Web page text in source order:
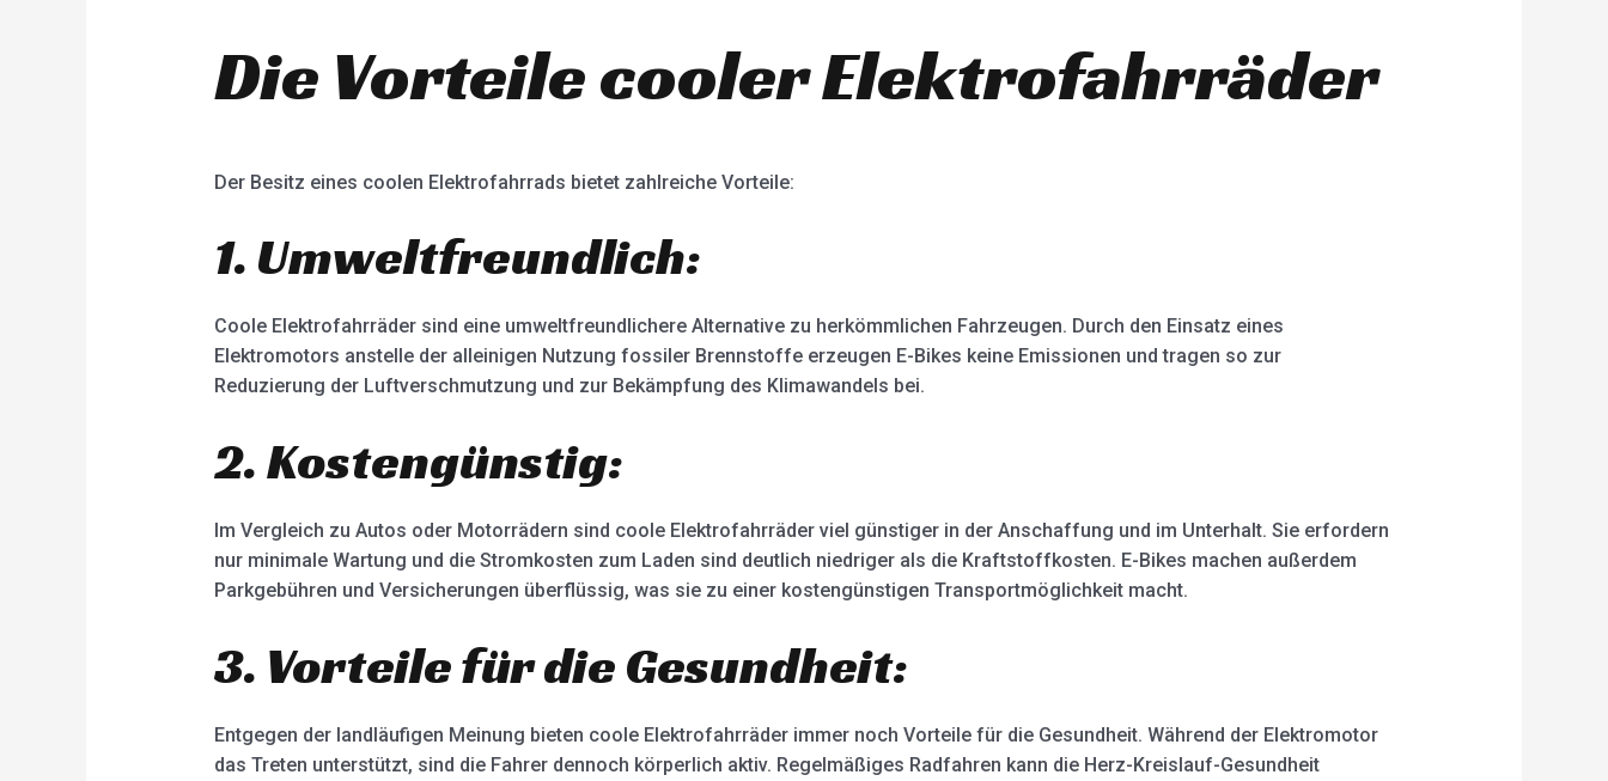
Die Vorteile cooler Elektrofahrräder
Der Besitz eines coolen Elektrofahrrads bietet zahlreiche Vorteile:
1. Umweltfreundlich:
Coole Elektrofahrräder sind eine umweltfreundlichere Alternative zu herkömmlichen Fahrzeugen. Durch den Einsatz eines
Elektromotors anstelle der alleinigen Nutzung fossiler Brennstoffe erzeugen E-Bikes keine Emissionen und tragen so zur
Reduzierung der Luftverschmutzung und zur Bekämpfung des Klimawandels bei.
2. Kostengünstig:
Im Vergleich zu Autos oder Motorrädern sind coole Elektrofahrräder viel günstiger in der Anschaffung und im Unterhalt. Sie erfordern
nur minimale Wartung und die Stromkosten zum Laden sind deutlich niedriger als die Kraftstoffkosten. E-Bikes machen außerdem
Parkgebühren und Versicherungen überflüssig, was sie zu einer kostengünstigen Transportmöglichkeit macht.
3. Vorteile für die Gesundheit:
Entgegen der landläufigen Meinung bieten coole Elektrofahrräder immer noch Vorteile für die Gesundheit. Während der Elektromotor
das Treten unterstützt, sind die Fahrer dennoch körperlich aktiv. Regelmäßiges Radfahren kann die Herz-Kreislauf-Gesundheit